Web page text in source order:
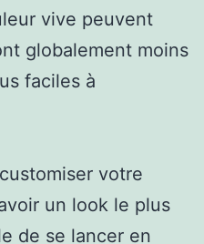
vive peuvent
globalement moins
faciles à
votre
un look le plus
de se lancer en